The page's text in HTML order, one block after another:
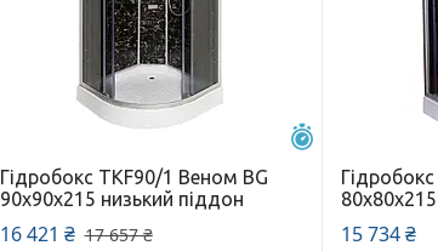
Гідробокс TKF90/1 Веном BG
90x90x215 низький піддон
16 421 ₴ 17 657 ₴ 15 734 ₴